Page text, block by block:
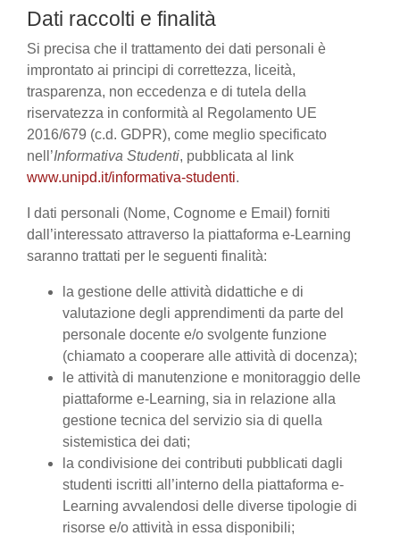
Dati raccolti e finalità
Si precisa che il trattamento dei dati personali è
improntato ai principi di correttezza, liceità,
trasparenza, non eccedenza e di tutela della
riservatezza in conformità al Regolamento UE
2016/679 (c.d. GDPR), come meglio specificato
nell’Informativa Studenti, pubblicata al link
www.unipd.it/informativa-studenti.
I dati personali (Nome, Cognome e Email) forniti
dall’interessato attraverso la piattaforma e-Learning
saranno trattati per le seguenti finalità:
la gestione delle attività didattiche e di
valutazione degli apprendimenti da parte del
personale docente e/o svolgente funzione
(chiamato a cooperare alle attività di docenza);
le attività di manutenzione e monitoraggio delle
piattaforme e-Learning, sia in relazione alla
gestione tecnica del servizio sia di quella
sistemistica dei dati;
la condivisione dei contributi pubblicati dagli
studenti iscritti all’interno della piattaforma e-
Learning avvalendosi delle diverse tipologie di
risorse e/o attività in essa disponibili;